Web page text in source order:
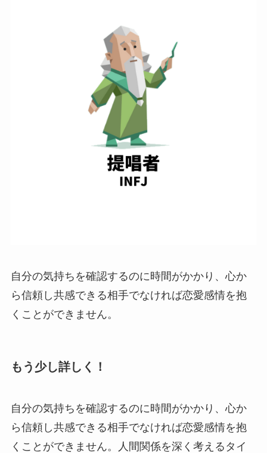
自分の気持ちを確認するのに時間がかかり、心か
ら信頼し共感できる相手でなければ恋愛感情を抱
くことができません。
もう少し詳しく！
自分の気持ちを確認するのに時間がかかり、心か
ら信頼し共感できる相手でなければ恋愛感情を抱
くことができません。人間関係を深く考えるタイ